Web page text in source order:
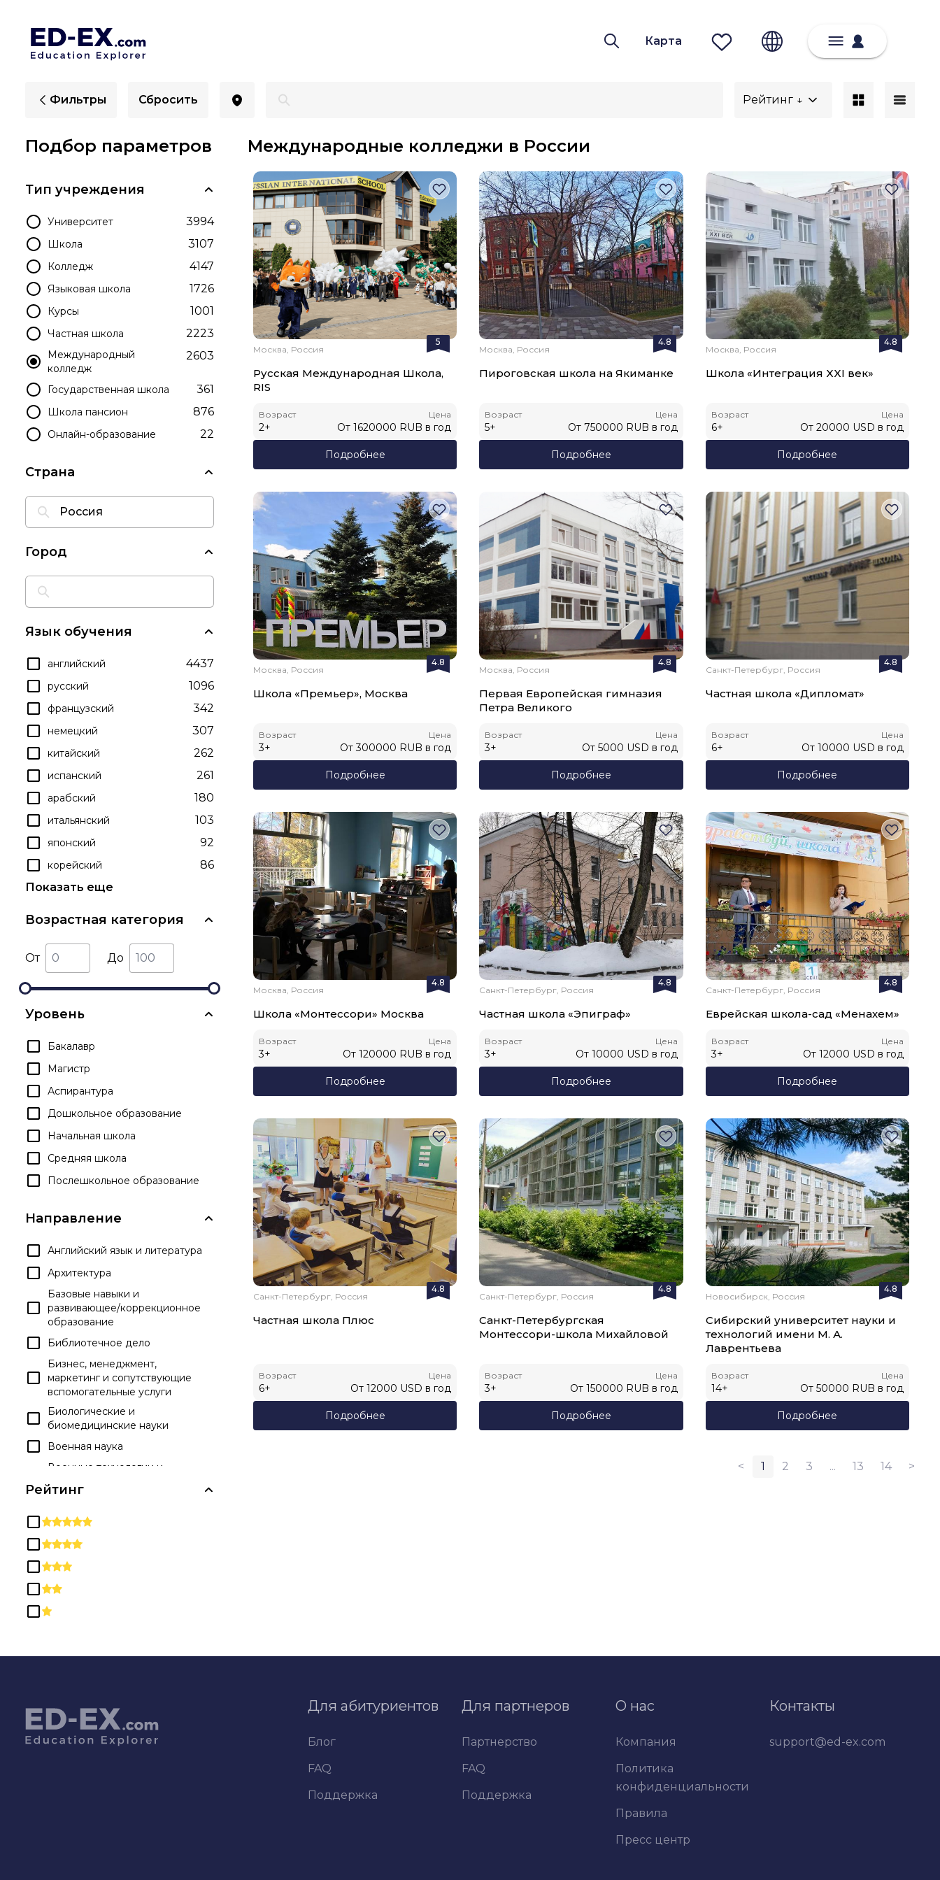
Карта
Фильтры Сбросить Рейтинг ↓
Подбор параметров
Тип учреждения
Университет 3994
Школа 3107
Колледж 4147
Языковая школа 1726
Курсы 1001
Частная школа 2223
Международный
колледж
2603
Государственная школа 361
Школа пансион 876
Онлайн-образование 22
Страна
Город
Язык обучения
английский 4437
русский 1096
французский 342
немецкий 307
китайский 262
испанский 261
арабский 180
итальянский 103
японский 92
корейский
86
Показать еще
Возрастная категория
От До
Уровень
Бакалавр
Магистр
Аспирантура
Дошкольное образование
Начальная школа
Средняя школа
Послешкольное образование
Направление
Английский язык и литература
Архитектура
Базовые навыки и
развивающее/коррекционное
образование
Библиотечное дело
Бизнес, менеджмент,
маркетинг и сопутствующие
вспомогательные услуги
Биологические и
биомедицинские науки
Военная наука
Военные технологии и
прикладные науки
Дипломы и аттестаты о
среднем образовании
мероприятия
Знания и навыки, связанные
со здоровьем
области, связанные с
литература и лингвистика
История
Коммуникационные
Рейтинг
Международные колледжи в России
5
Москва, Россия
Русская Международная Школа,
RIS
Возраст
2+
Цена
От 1620000 RUB в год
Подробнее
4.8
Москва, Россия
Пироговская школа на Якиманке
Возраст
5+
Цена
От 750000 RUB в год
Подробнее
4.8
Москва, Россия
Школа «Интеграция XXI век»
Возраст
6+
Цена
От 20000 USD в год
Подробнее
4.8
Москва, Россия
Школа «Премьер», Москва
Возраст
3+
Цена
От 300000 RUB в год
Подробнее
4.8
Москва, Россия
Первая Европейская гимназия
Петра Великого
Возраст
3+
Цена
От 5000 USD в год
Подробнее
4.8
Санкт-Петербург, Россия
Частная школа «Дипломат»
Возраст
6+
Цена
От 10000 USD в год
Подробнее
4.8
Москва, Россия
Школа «Монтессори» Москва
Возраст
3+
Цена
От 120000 RUB в год
Подробнее
4.8
Санкт-Петербург, Россия
Частная школа «Эпиграф»
Возраст
3+
Цена
От 10000 USD в год
Подробнее
4.8
Санкт-Петербург, Россия
Еврейская школа-сад «Менахем»
Возраст
3+
Цена
От 12000 USD в год
Подробнее
4.8
Санкт-Петербург, Россия
Частная школа Плюс
Возраст
6+
Цена
От 12000 USD в год
Подробнее
4.8
Санкт-Петербург, Россия
Санкт-Петербургская
Монтессори-школа Михайловой
Возраст
3+
Цена
От 150000 RUB в год
Подробнее
4.8
Новосибирск, Россия
Сибирский университет науки и
технологий имени М. А.
Лаврентьева
Возраст
14+
Цена
От 50000 RUB в год
Подробнее
< 1 2 3 ... 13 14 >
Для абитуриентов
Блог
FAQ
Поддержка
Для партнеров
Партнерство
FAQ
Поддержка
О нас
Компания
Политика
конфиденциальности
Правила
Пресс центр
Контакты
support@ed-ex.com